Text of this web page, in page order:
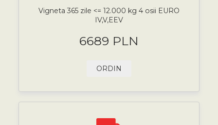
Vigneta 365 zile <= 12.000 kg 4 osii EURO
IV,V,EEV
6689 PLN
ORDIN